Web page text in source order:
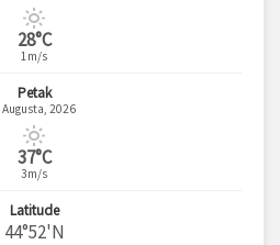
28°C
1m/s
Petak
Augusta, 2026
37°C
3m/s
Latitude
44°52'N